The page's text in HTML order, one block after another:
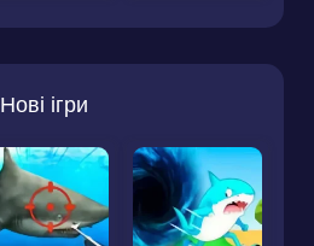
Нові ігри